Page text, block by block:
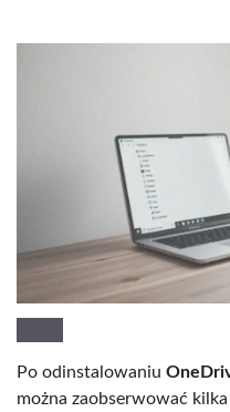
Po odinstalowaniu
można zaobserwować